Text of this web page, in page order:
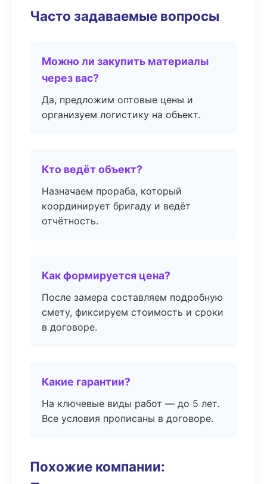
Часто задаваемые вопросы
Можно ли закупить материалы
через вас?
Да, предложим оптовые цены и
организуем логистику на объект.
Кто ведёт объект?
Назначаем прораба, который
координирует бригаду и ведёт
отчётность.
Как формируется цена?
После замера составляем подробную
смету, фиксируем стоимость и сроки
в договоре.
Какие гарантии?
На ключевые виды работ — до 5 лет.
Все условия прописаны в договоре.
Похожие компании: